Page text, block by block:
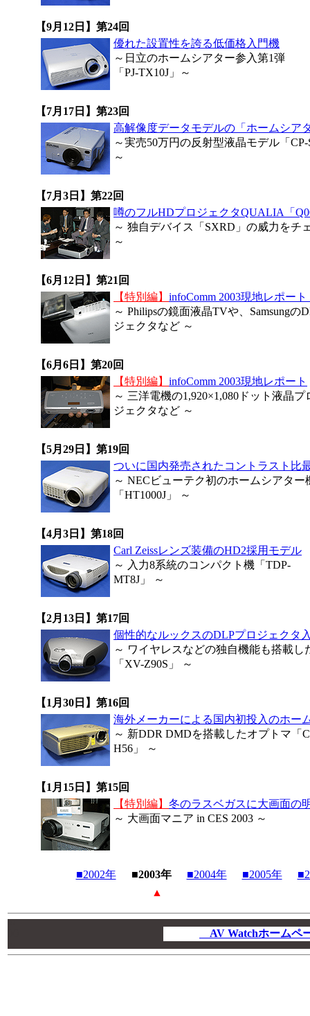
【9月12日】第24回
優れた設置性を誇る低価格入門機
～日立のホームシアター参入第1弾
「PJ-TX10J」～
【7月17日】第23回
高解像度データモデルの「ホームシア
～実売50万円の反射型液晶モデル「CP-
～
【7月3日】第22回
噂のフルHDプロジェクタQUALIA「
～ 独自デバイス「SXRD」の威力をチ
～
【6月12日】第21回
【特別編】 infoComm 2003現地レポート
～ Philipsの鏡面液晶TVや、Samsungの
ジェクタなど ～
【6月6日】第20回
【特別編】 infoComm 2003現地レポート
～ 三洋電機の1,920×1,080ドット液晶プ
ジェクタなど ～
【5月29日】第19回
ついに国内発売されたコントラスト比
～ NECビューテク初のホームシアター
「HT1000J」 ～
【4月3日】第18回
Carl Zeissレンズ装備のHD2採用モデル
～ 入力8系統のコンパクト機「TDP-
MT8J」 ～
【2月13日】第17回
個性的なルックスのDLPプロジェクタ
～ ワイヤレスなどの独自機能も搭載し
「XV-Z90S」 ～
【1月30日】第16回
海外メーカーによる国内初投入のホー
～ 新DDR DMDを搭載したオプトマ「
H56」 ～
【1月15日】第15回
【特別編】 冬のラスベガスに大画面の
～ 大画面マニア in CES 2003 ～
■2002年 ■2003年 ■2004年 ■2005年
▲
AV Watchホーム